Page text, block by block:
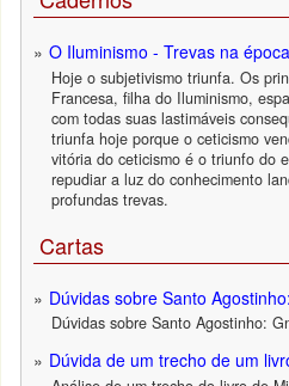
O Iluminismo - Trevas na
Hoje o subjetivismo triunfa. Os
Francesa, filha do Iluminismo,
com todas suas lastimáveis
triunfa hoje porque o ceticismo
vitória do ceticismo é o triunfo do
repudiar a luz do conhecimento
profundas trevas.
Cartas
Dúvidas sobre Santo
Dúvidas sobre Santo Agostinho:
Dúvida de um trecho de um